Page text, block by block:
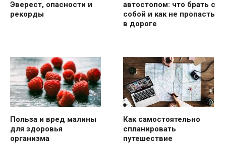
Эверест, опасности и
рекорды
автостопом: что брать с
собой и как не пропасть
в дороге
Польза и вред малины
для здоровья
организма
Как самостоятельно
спланировать
путешествие